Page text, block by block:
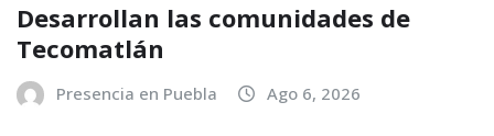
Desarrollan las comunidades de
Tecomatlán
Presencia en Puebla Ago 6, 2026